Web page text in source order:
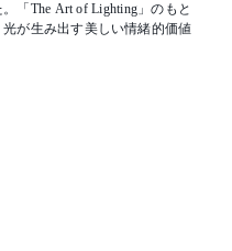
「The Art of Lighting」のもと
が生み出す美しい情緒的価値